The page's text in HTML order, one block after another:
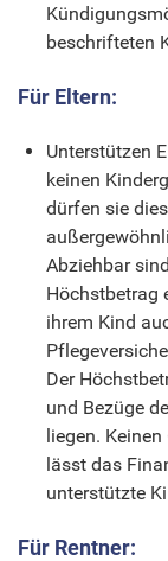
beschrifteten
Für Eltern:
Unterstützen
keinen
dürfen sie
Abziehbar
Höchstbetrag
ihrem Kind
Der
und Bezüge
liegen.
lässt das
unterstützte
Für Rentner: